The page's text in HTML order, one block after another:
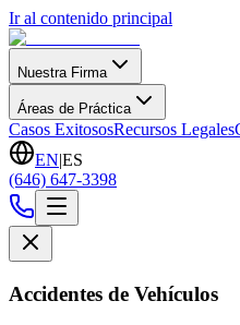
Ir al contenido principal
Nuestra Firma
Áreas de Práctica
Casos ExitososRecursos Legales
EN|ES
(646) 647-3398
Accidentes de Vehículos